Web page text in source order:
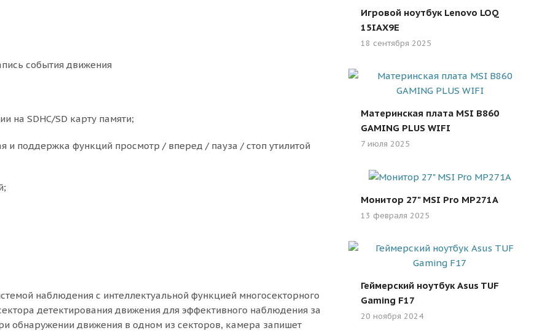
события движения
на SDHC/SD карту памяти;
и поддержка функций просмотр / вперед / пауза / стоп утилитой
наблюдения с интеллектуальной функцией многосекторного
детектирования движения для эффективного наблюдения за
движения в одном из секторов, камера запишет
Игровой ноутбук Lenovo LOQ
15IAX9E
18 сентября 2025
Материнская плата MSI B860
GAMING PLUS WIFI
7 июля 2025
Монитор 27" MSI Pro MP271A
13 февраля 2025
Геймерский ноутбук Asus TUF
Gaming F17
20 ноября 2024